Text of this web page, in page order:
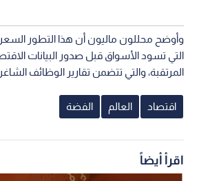
وأوضح محللون ماليون أن هذا التطور
التي تسود الأسواق قبل صدور البيانات
المرتقبة، والتي تتضمن تقارير الوظائف
اقتصاد العالم الفضة
اقرأ أيضاً